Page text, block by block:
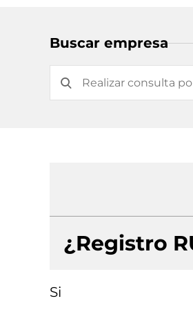
Buscar empresa
¿Registro
Si